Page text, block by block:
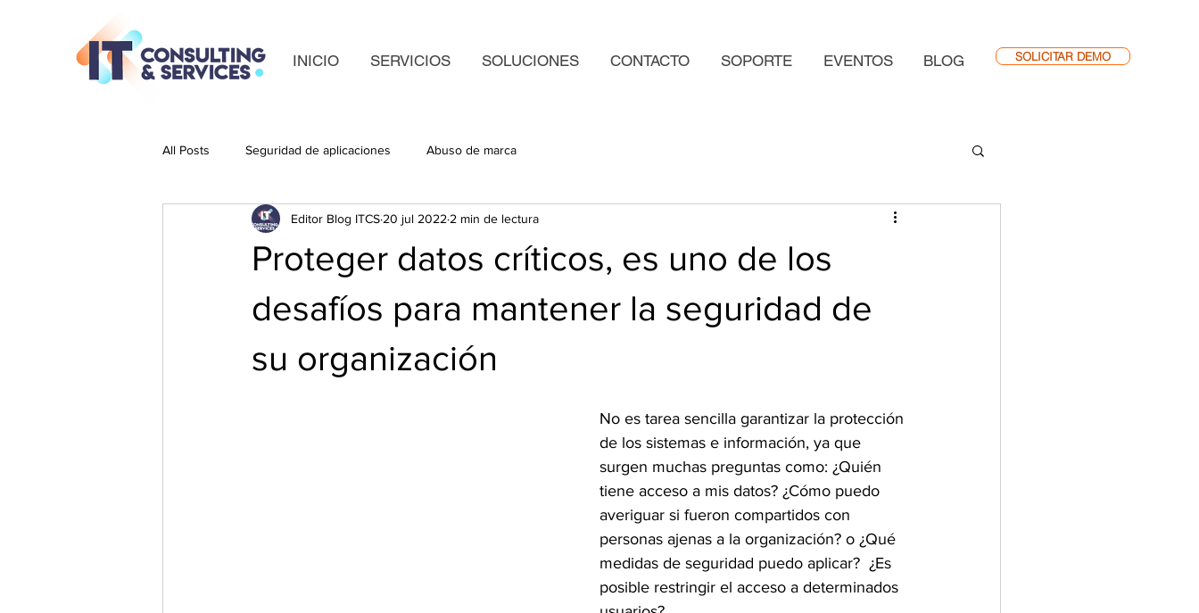
INICIO SERVICIOS SOLUCIONES CONTACTO SOPORTE EVENTOS BLOG SOLICITAR DEMO
All Posts Seguridad de aplicaciones Abuso de marca
Proteger datos críticos, es uno de los
desafíos para mantener la seguridad de
su organización
Editor Blog ITCS 20 jul 2022 2 min de lectura
No es tarea sencilla garantizar la protección
de los sistemas e información, ya que
surgen muchas preguntas como: ¿Quién
tiene acceso a mis datos? ¿Cómo puedo
averiguar si fueron compartidos con
personas ajenas a la organización? o ¿Qué
medidas de seguridad puedo aplicar?  ¿Es
posible restringir el acceso a determinados